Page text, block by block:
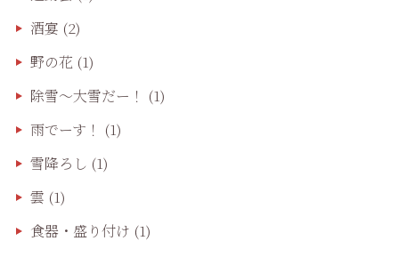
酒宴 (2)
野の花 (1)
除雪〜大雪だー！ (1)
雨でーす！ (1)
雪降ろし (1)
雲 (1)
食器・盛り付け (1)